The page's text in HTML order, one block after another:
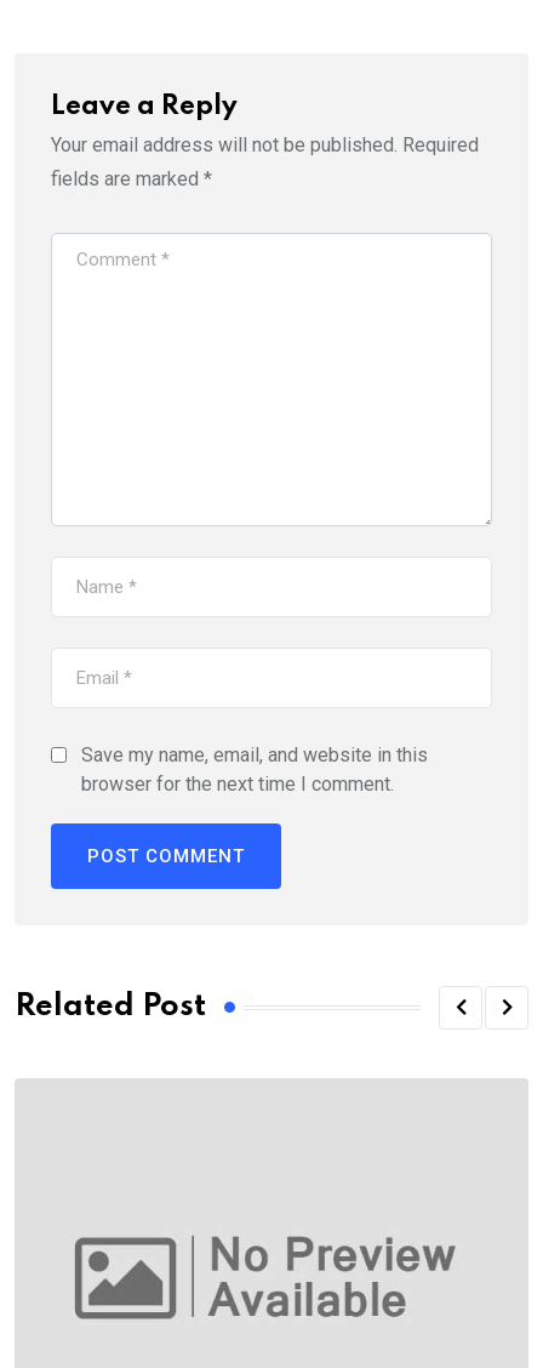
Leave a Reply
Your email address will not be published. Required
fields are marked *
Save my name, email, and website in this
browser for the next time I comment.
Related Post